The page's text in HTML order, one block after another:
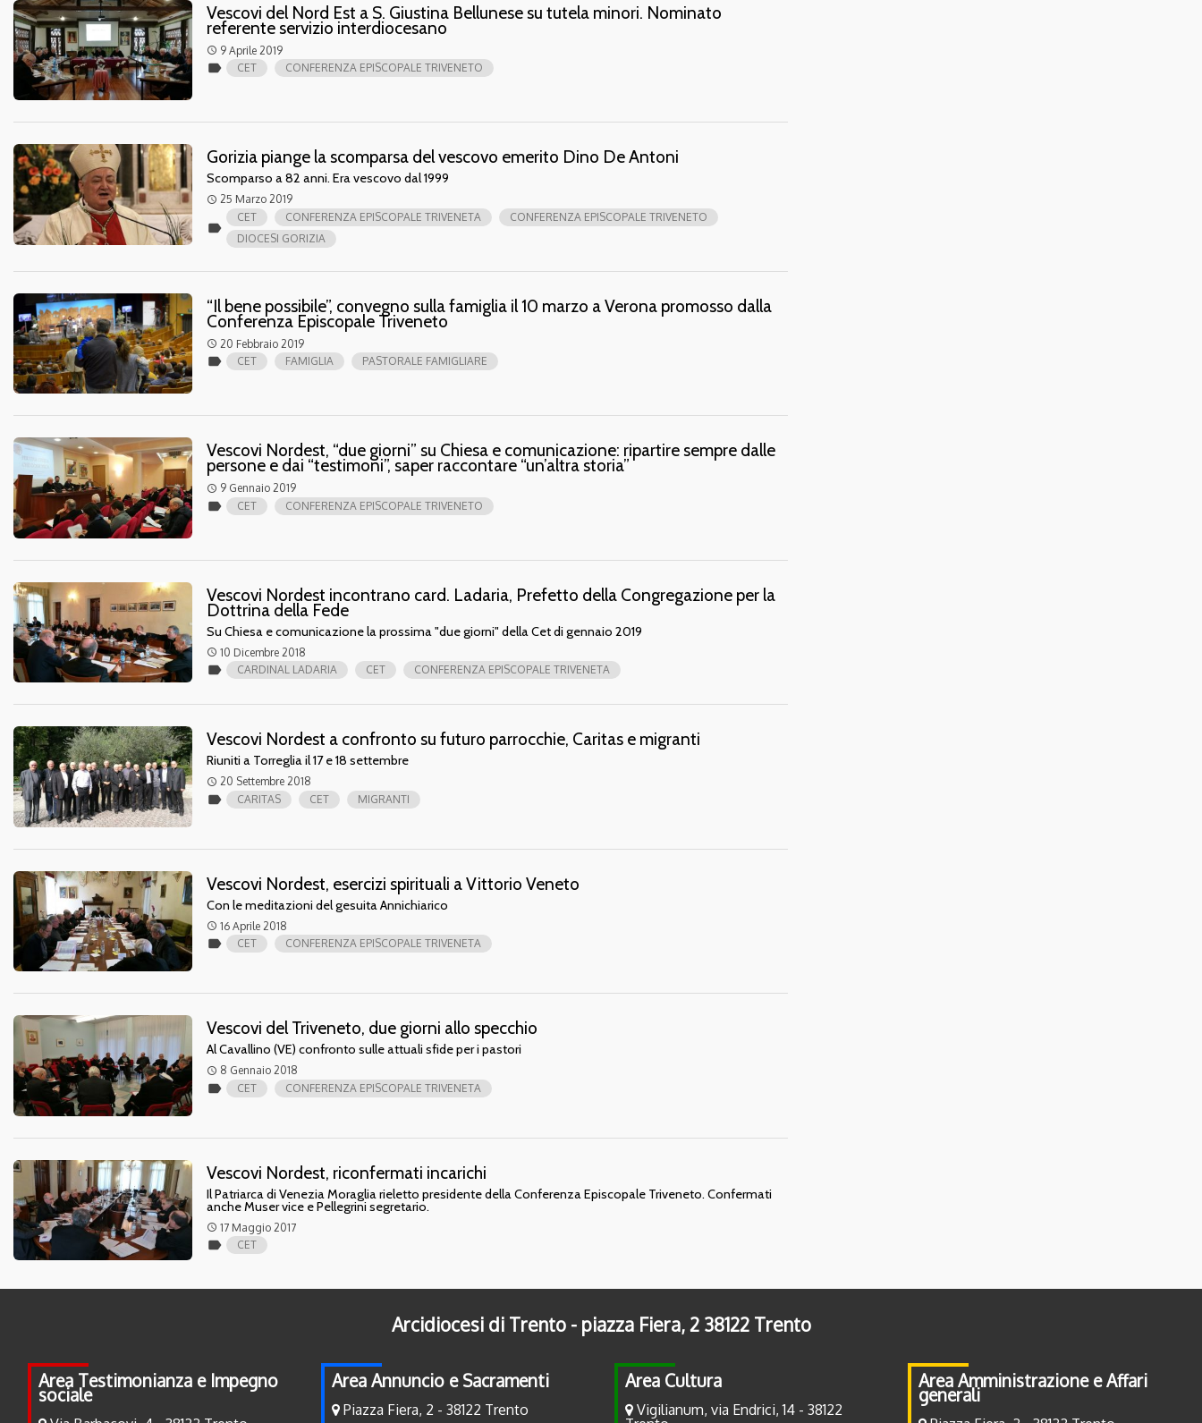
Vescovi del Nord Est a S. Giustina Bellunese su tutela minori. Nominato
referente servizio interdiocesano
access_time 9 Aprile 2019
label CET CONFERENZA EPISCOPALE TRIVENETO
Gorizia piange la scomparsa del vescovo emerito Dino De Antoni
Scomparso a 82 anni. Era vescovo dal 1999
access_time 25 Marzo 2019
label
CET CONFERENZA EPISCOPALE TRIVENETA
CONFERENZA EPISCOPALE TRIVENETO
DIOCESI GORIZIA
“Il bene possibile”, convegno sulla famiglia il 10 marzo a Verona promosso dalla
Conferenza Episcopale Triveneto
access_time 20 Febbraio 2019
label CET FAMIGLIA PASTORALE FAMIGLIARE
Vescovi Nordest, “due giorni” su Chiesa e comunicazione: ripartire sempre dalle
persone e dai “testimoni”, saper raccontare “un’altra storia”
access_time 9 Gennaio 2019
label CET CONFERENZA EPISCOPALE TRIVENETO
Vescovi Nordest incontrano card. Ladaria, Prefetto della Congregazione per la
Dottrina della Fede
Su Chiesa e comunicazione la prossima "due giorni" della Cet di gennaio 2019
access_time 10 Dicembre 2018
label CARDINAL LADARIA CET CONFERENZA EPISCOPALE TRIVENETA
Vescovi Nordest a confronto su futuro parrocchie, Caritas e migranti
Riuniti a Torreglia il 17 e 18 settembre
access_time 20 Settembre 2018
label CARITAS CET MIGRANTI
Vescovi Nordest, esercizi spirituali a Vittorio Veneto
Con le meditazioni del gesuita Annichiarico
access_time 16 Aprile 2018
label CET CONFERENZA EPISCOPALE TRIVENETA
Vescovi del Triveneto, due giorni allo specchio
Al Cavallino (VE) confronto sulle attuali sfide per i pastori
access_time 8 Gennaio 2018
label CET CONFERENZA EPISCOPALE TRIVENETA
Vescovi Nordest, riconfermati incarichi
Il Patriarca di Venezia Moraglia rieletto presidente della Conferenza Episcopale Triveneto. Confermati
anche Muser vice e Pellegrini segretario.
access_time 17 Maggio 2017
label CET
Arcidiocesi di Trento - piazza Fiera, 2 38122 Trento
Area Testimonianza e Impegno
sociale
Area Annuncio e Sacramenti
Piazza Fiera, 2 - 38122 Trento
Area Cultura
Vigilianum, via Endrici, 14 - 38122
Area Amministrazione e Affari
generali